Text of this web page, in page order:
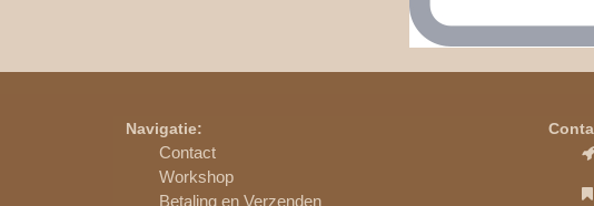
Navigatie:
Contact
Workshop
Betaling en Verzenden